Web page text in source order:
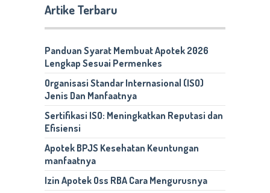
Artike Terbaru
Panduan Syarat Membuat Apotek 2026
Lengkap Sesuai Permenkes
Organisasi Standar Internasional (ISO)
Jenis Dan Manfaatnya
Sertifikasi ISO: Meningkatkan Reputasi dan
Efisiensi
Apotek BPJS Kesehatan Keuntungan
manfaatnya
Izin Apotek Oss RBA Cara Mengurusnya